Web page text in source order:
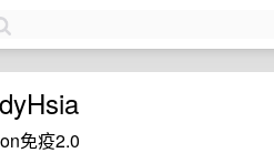
免疫2.0